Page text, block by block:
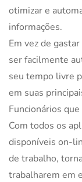
otimizar e
informações.
Em vez de
ser facilmente
seu tempo livre
em suas
Funcionários
Com todos os
disponíveis on-
de trabalho,
trabalharem em